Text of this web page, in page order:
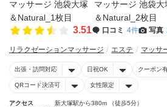
3.51 口コミ 4件 写真
リラクゼーションマッサージ エステ マッサ
出張・訪問対応 日祝OK クーポン
QRコード決済可 女性限定
アクセス
新大塚駅から380m （徒歩5分）